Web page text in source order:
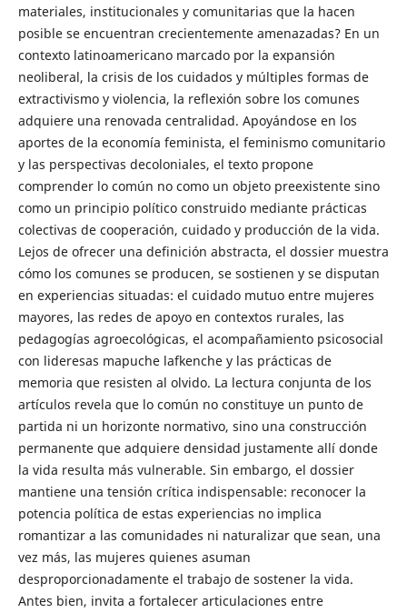
materiales, institucionales y comunitarias que la hacen
posible se encuentran crecientemente amenazadas? En un
contexto latinoamericano marcado por la expansión
neoliberal, la crisis de los cuidados y múltiples formas de
extractivismo y violencia, la reflexión sobre los comunes
adquiere una renovada centralidad. Apoyándose en los
aportes de la economía feminista, el feminismo comunitario
y las perspectivas decoloniales, el texto propone
comprender lo común no como un objeto preexistente sino
como un principio político construido mediante prácticas
colectivas de cooperación, cuidado y producción de la vida.
Lejos de ofrecer una definición abstracta, el dossier muestra
cómo los comunes se producen, se sostienen y se disputan
en experiencias situadas: el cuidado mutuo entre mujeres
mayores, las redes de apoyo en contextos rurales, las
pedagogías agroecológicas, el acompañamiento psicosocial
con lideresas mapuche lafkenche y las prácticas de
memoria que resisten al olvido. La lectura conjunta de los
artículos revela que lo común no constituye un punto de
partida ni un horizonte normativo, sino una construcción
permanente que adquiere densidad justamente allí donde
la vida resulta más vulnerable. Sin embargo, el dossier
mantiene una tensión crítica indispensable: reconocer la
potencia política de estas experiencias no implica
romantizar a las comunidades ni naturalizar que sean, una
vez más, las mujeres quienes asuman
desproporcionadamente el trabajo de sostener la vida.
Antes bien, invita a fortalecer articulaciones entre